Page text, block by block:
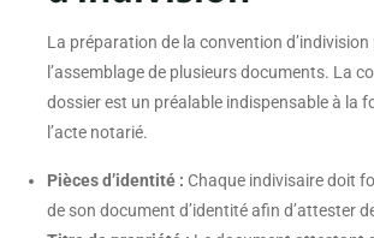
La préparation de la convention d’indivision
l’assemblage de plusieurs documents. La
dossier est un préalable indispensable à la
l’acte notarié.
Pièces d’identité : Chaque indivisaire doit
de son document d’identité afin d’attester